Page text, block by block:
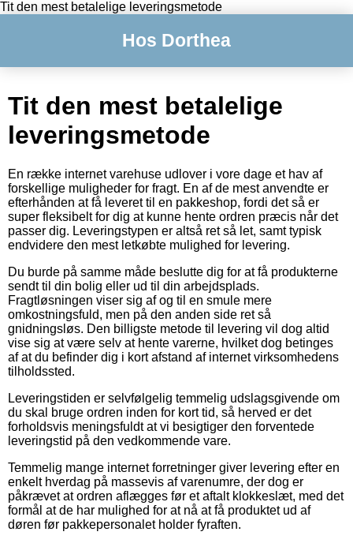
Tit den mest betalelige leveringsmetode
Hos Dorthea
Tit den mest betalelige
leveringsmetode
En række internet varehuse udlover i vore dage et hav af
forskellige muligheder for fragt. En af de mest anvendte er
efterhånden at få leveret til en pakkeshop, fordi det så er
super fleksibelt for dig at kunne hente ordren præcis når det
passer dig. Leveringstypen er altså ret så let, samt typisk
endvidere den mest letkøbte mulighed for levering.
Du burde på samme måde beslutte dig for at få produkterne
sendt til din bolig eller ud til din arbejdsplads.
Fragtløsningen viser sig af og til en smule mere
omkostningsfuld, men på den anden side ret så
gnidningsløs. Den billigste metode til levering vil dog altid
vise sig at være selv at hente varerne, hvilket dog betinges
af at du befinder dig i kort afstand af internet virksomhedens
tilholdssted.
Leveringstiden er selvfølgelig temmelig udslagsgivende om
du skal bruge ordren inden for kort tid, så herved er det
forholdsvis meningsfuldt at vi besigtiger den forventede
leveringstid på den vedkommende vare.
Temmelig mange internet forretninger giver levering efter en
enkelt hverdag på massevis af varenumre, der dog er
påkrævet at ordren aflægges før et aftalt klokkeslæt, med det
formål at de har mulighed for at nå at få produktet ud af
døren før pakkepersonalet holder fyraften.